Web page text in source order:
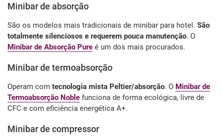
Minibar de absorção
São os modelos mais tradicionais de minibar para hotel. São
totalmente silenciosos e requerem pouca manutenção. O
Minibar de Absorção Pure é um dos mais procurados.
Minibar de termoabsorção
Operam com tecnologia mista Peltier/absorção. O Minibar de
Termoabsorção Noble funciona de forma ecológica, livre de
CFC e com eficiência energética A+.
Minibar de compressor